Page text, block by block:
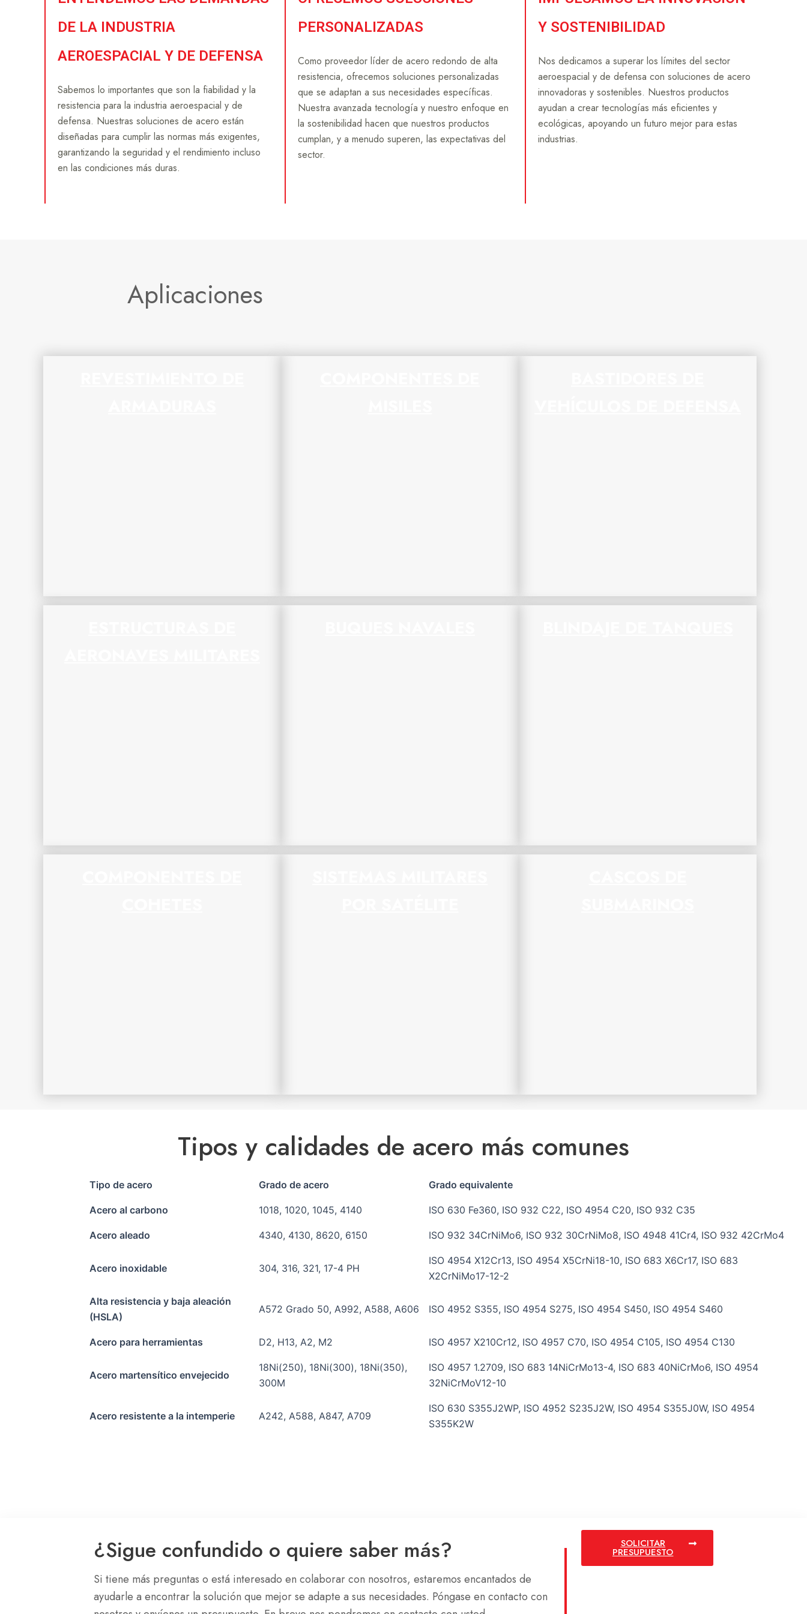
DE LA INDUSTRIA
AEROESPACIAL Y DE DEFENSA
Sabemos lo importantes que son la fiabilidad y la
resistencia para la industria aeroespacial y de
defensa. Nuestras soluciones de acero están
diseñadas para cumplir las normas más exigentes,
garantizando la seguridad y el rendimiento incluso
en las condiciones más duras.
PERSONALIZADAS
Como proveedor líder de acero redondo de alta
resistencia, ofrecemos soluciones personalizadas
que se adaptan a sus necesidades específicas.
Nuestra avanzada tecnología y nuestro enfoque en
la sostenibilidad hacen que nuestros productos
cumplan, y a menudo superen, las expectativas del
sector.
Y SOSTENIBILIDAD
Nos dedicamos a superar los límites del sector
aeroespacial y de defensa con soluciones de acero
innovadoras y sostenibles. Nuestros productos
ayudan a crear tecnologías más eficientes y
ecológicas, apoyando un futuro mejor para estas
industrias.
Aplicaciones
Tipos y calidades de acero más comunes
Tipo de acero Grado de acero Grado equivalente
Acero al carbono 1018, 1020, 1045, 4140 ISO 630 Fe360, ISO 932 C22, ISO 4954 C20, ISO 932 C35
Acero aleado 4340, 4130, 8620, 6150 ISO 932 34CrNiMo6, ISO 932 30CrNiMo8, ISO 4948 41Cr4, ISO 932 42CrMo4
Acero inoxidable 304, 316, 321, 17-4 PH
ISO 4954 X12Cr13, ISO 4954 X5CrNi18-10, ISO 683 X6Cr17, ISO 683
X2CrNiMo17-12-2
Alta resistencia y baja aleación
(HSLA)
A572 Grado 50, A992, A588, A606 ISO 4952 S355, ISO 4954 S275, ISO 4954 S450, ISO 4954 S460
Acero para herramientas D2, H13, A2, M2 ISO 4957 X210Cr12, ISO 4957 C70, ISO 4954 C105, ISO 4954 C130
Acero martensítico envejecido
18Ni(250), 18Ni(300), 18Ni(350),
300M
ISO 4957 1.2709, ISO 683 14NiCrMo13-4, ISO 683 40NiCrMo6, ISO 4954
32NiCrMoV12-10
Acero resistente a la intemperie A242, A588, A847, A709
ISO 630 S355J2WP, ISO 4952 S235J2W, ISO 4954 S355J0W, ISO 4954
S355K2W
¿Sigue confundido o quiere saber más?
Si tiene más preguntas o está interesado en colaborar con nosotros, estaremos encantados de
ayudarle a encontrar la solución que mejor se adapte a sus necesidades. Póngase en contacto con
SOLICITAR
PRESUPUESTO